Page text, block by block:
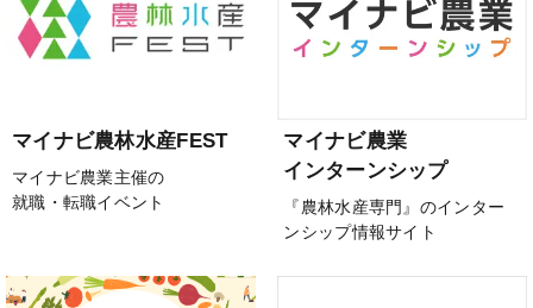
マイナビ農林水産FEST
マイナビ農業主催の
就職・転職イベント
マイナビ農業
インターンシップ
『農林水産専門』のインター
ンシップ情報サイト